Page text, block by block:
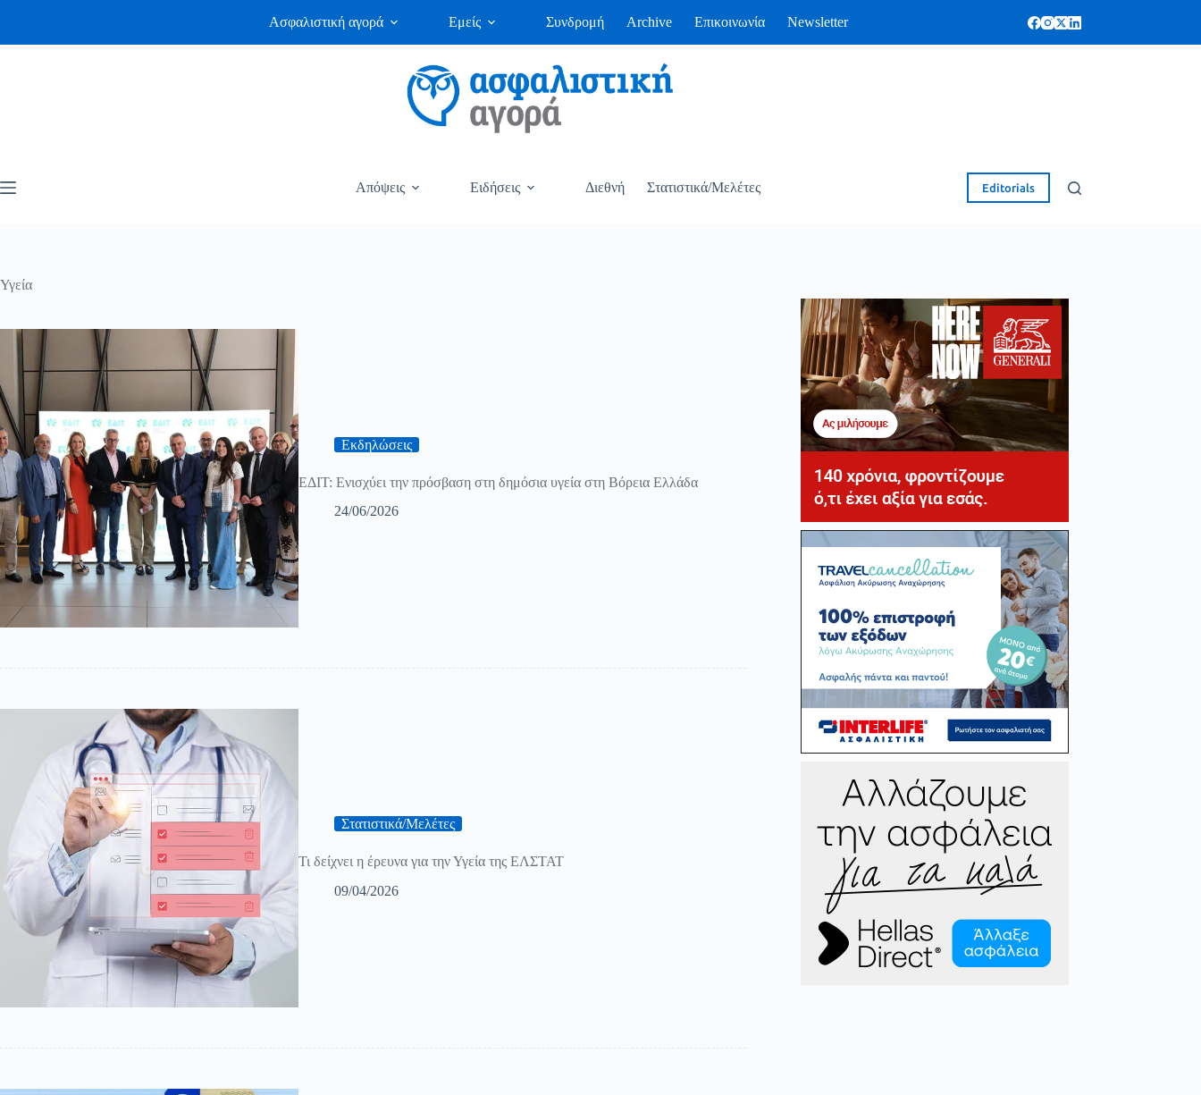
Ασφαλιστική αγορά Εμείς Συνδρομή Archive Επικοινωνία Newsletter
Απόψεις Ειδήσεις Διεθνή Στατιστικά/Μελέτες Editorials
Υγεία
Εκδηλώσεις
ΕΔΙΤ: Ενισχύει την πρόσβαση στη δημόσια υγεία στη Βόρεια Ελλάδα
24/06/2026
Στατιστικά/Μελέτες
Τι δείχνει η έρευνα για την Υγεία της ΕΛΣΤΑΤ
09/04/2026